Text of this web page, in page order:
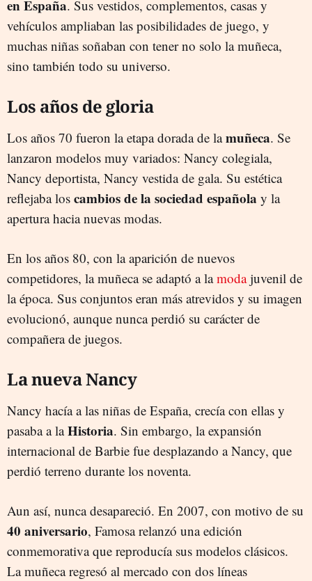
en España. Sus vestidos, complementos, casas y
vehículos ampliaban las posibilidades de juego, y
muchas niñas soñaban con tener no solo la muñeca,
sino también todo su universo.
Los años de gloria
Los años 70 fueron la etapa dorada de lamuñeca. Se
lanzaron modelos muy variados: Nancy colegiala,
Nancy deportista, Nancy vestida de gala. Su estética
reflejaba los cambios de la sociedad española y la
apertura hacia nuevas modas.
En los años 80, con la aparición de nuevos
competidores, la muñeca se adaptó a lamodajuvenil de
la época. Sus conjuntos eran más atrevidos y su imagen
evolucionó, aunque nunca perdió su carácter de
compañera de juegos.
La nueva Nancy
Nancy hacía a las niñas de España, crecía con ellas y
pasaba a laHistoria. Sin embargo, la expansión
internacional de Barbie fue desplazando a Nancy, que
perdió terreno durante los noventa.
Aun así, nunca desapareció. En 2007, con motivo de su
40 aniversario, Famosa relanzó una edición
conmemorativa que reproducía sus modelos clásicos.
La muñeca regresó al mercado con dos líneas